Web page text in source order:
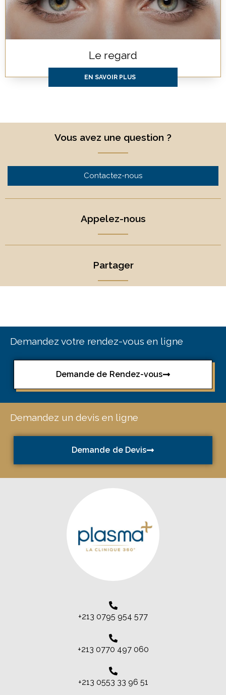
Le regard
EN SAVOIR PLUS
Vous avez une question ?
Contactez-nous
Appelez-nous
Partager
Demandez votre rendez-vous en ligne
Demande de Rendez-vous
Demandez un devis en ligne
Demande de Devis
+213 0795 954 577
+213 0770 497 060
+213 0553 33 96 51